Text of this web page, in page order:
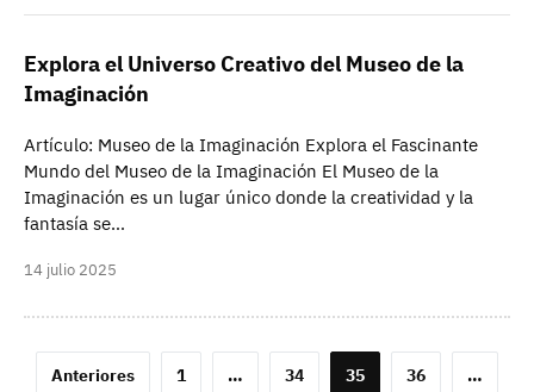
Explora el Universo Creativo del Museo de la
Imaginación
Artículo: Museo de la Imaginación Explora el Fascinante
Mundo del Museo de la Imaginación El Museo de la
Imaginación es un lugar único donde la creatividad y la
fantasía se…
14 julio 2025
Paginación
Anteriores 1 … 34 35 36 …